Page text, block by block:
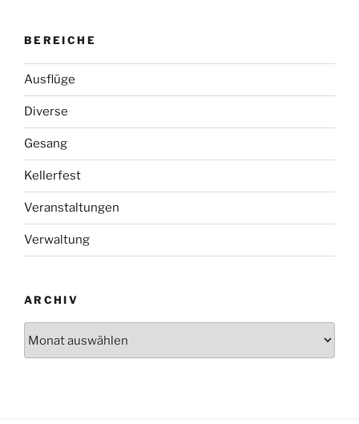
BEREICHE
Ausflüge
Diverse
Gesang
Kellerfest
Veranstaltungen
Verwaltung
ARCHIV